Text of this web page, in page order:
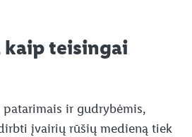
kaip teisingai
ir gudrybėmis,
įvairių rūšių medieną tiek